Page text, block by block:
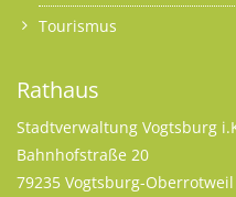
Tourismus
Rathaus
Stadtverwaltung Vogtsburg
Bahnhofstraße 20
79235 Vogtsburg-Oberrotweil